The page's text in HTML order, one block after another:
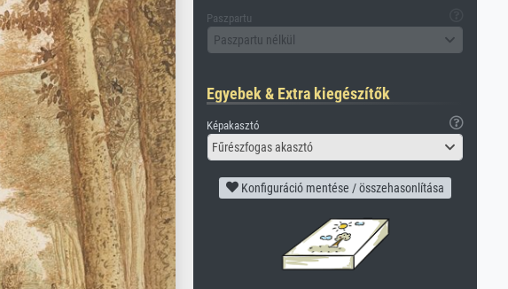
Paszpartu
Paszpartu nélkül
Egyebek & Extra kiegészítők
Képakasztó
Fűrészfogas akasztó
Konfiguráció mentése / összehasonlítása